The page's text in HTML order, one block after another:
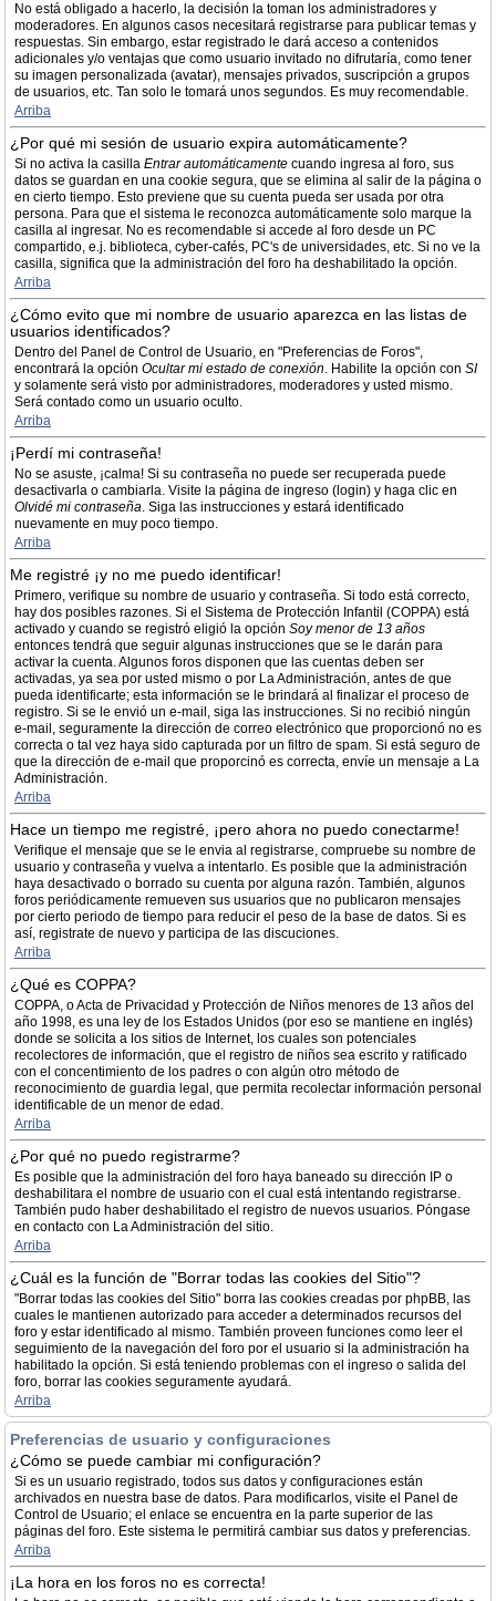
No está obligado a hacerlo, la decisión la toman los administradores y
moderadores. En algunos casos necesitará registrarse para publicar temas y
respuestas. Sin embargo, estar registrado le dará acceso a contenidos
adicionales y/o ventajas que como usuario invitado no difrutaría, como tener
su imagen personalizada (avatar), mensajes privados, suscripción a grupos
de usuarios, etc. Tan solo le tomará unos segundos. Es muy recomendable.
Arriba
¿Por qué mi sesión de usuario expira automáticamente?
Si no activa la casilla Entrar automáticamente cuando ingresa al foro, sus
datos se guardan en una cookie segura, que se elimina al salir de la página o
en cierto tiempo. Esto previene que su cuenta pueda ser usada por otra
persona. Para que el sistema le reconozca automáticamente solo marque la
casilla al ingresar. No es recomendable si accede al foro desde un PC
compartido, e.j. biblioteca, cyber-cafés, PC's de universidades, etc. Si no ve la
casilla, significa que la administración del foro ha deshabilitado la opción.
Arriba
¿Cómo evito que mi nombre de usuario aparezca en las listas de
usuarios identificados?
Dentro del Panel de Control de Usuario, en "Preferencias de Foros",
encontrará la opción Ocultar mi estado de conexión. Habilite la opción con SI
y solamente será visto por administradores, moderadores y usted mismo.
Será contado como un usuario oculto.
Arriba
¡Perdí mi contraseña!
No se asuste, ¡calma! Si su contraseña no puede ser recuperada puede
desactivarla o cambiarla. Visite la página de ingreso (login) y haga clic en
Olvidé mi contraseña. Siga las instrucciones y estará identificado
nuevamente en muy poco tiempo.
Arriba
Me registré ¡y no me puedo identificar!
Primero, verifique su nombre de usuario y contraseña. Si todo está correcto,
hay dos posibles razones. Si el Sistema de Protección Infantil (COPPA) está
activado y cuando se registró eligió la opción Soy menor de 13 años
entonces tendrá que seguir algunas instrucciones que se le darán para
activar la cuenta. Algunos foros disponen que las cuentas deben ser
activadas, ya sea por usted mismo o por La Administración, antes de que
pueda identificarte; esta información se le brindará al finalizar el proceso de
registro. Si se le envió un e-mail, siga las instrucciones. Si no recibió ningún
e-mail, seguramente la dirección de correo electrónico que proporcionó no es
correcta o tal vez haya sido capturada por un filtro de spam. Si está seguro de
que la dirección de e-mail que proporcinó es correcta, envíe un mensaje a La
Administración.
Arriba
Hace un tiempo me registré, ¡pero ahora no puedo conectarme!
Verifique el mensaje que se le envia al registrarse, compruebe su nombre de
usuario y contraseña y vuelva a intentarlo. Es posible que la administración
haya desactivado o borrado su cuenta por alguna razón. También, algunos
foros periódicamente remueven sus usuarios que no publicaron mensajes
por cierto periodo de tiempo para reducir el peso de la base de datos. Si es
así, registrate de nuevo y participa de las discuciones.
Arriba
¿Qué es COPPA?
COPPA, o Acta de Privacidad y Protección de Niños menores de 13 años del
año 1998, es una ley de los Estados Unidos (por eso se mantiene en inglés)
donde se solicita a los sitios de Internet, los cuales son potenciales
recolectores de información, que el registro de niños sea escrito y ratificado
con el concentimiento de los padres o con algún otro método de
reconocimiento de guardia legal, que permita recolectar información personal
identificable de un menor de edad.
Arriba
¿Por qué no puedo registrarme?
Es posible que la administración del foro haya baneado su dirección IP o
deshabilitara el nombre de usuario con el cual está intentando registrarse.
También pudo haber deshabilitado el registro de nuevos usuarios. Póngase
en contacto con La Administración del sitio.
Arriba
¿Cuál es la función de "Borrar todas las cookies del Sitio"?
"Borrar todas las cookies del Sitio" borra las cookies creadas por phpBB, las
cuales le mantienen autorizado para acceder a determinados recursos del
foro y estar identificado al mismo. También proveen funciones como leer el
seguimiento de la navegación del foro por el usuario si la administración ha
habilitado la opción. Si está teniendo problemas con el ingreso o salida del
foro, borrar las cookies seguramente ayudará.
Arriba
Preferencias de usuario y configuraciones
¿Cómo se puede cambiar mi configuración?
Si es un usuario registrado, todos sus datos y configuraciones están
archivados en nuestra base de datos. Para modificarlos, visite el Panel de
Control de Usuario; el enlace se encuentra en la parte superior de las
páginas del foro. Este sistema le permitirá cambiar sus datos y preferencias.
Arriba
¡La hora en los foros no es correcta!